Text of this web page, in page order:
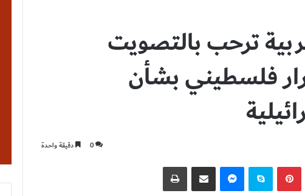
ترحب بالتصويت
فلسطيني بشأن
0 دقيقة واحدة
بينتيريستسكايب ماسنجر مشاركة عبر البريد طباعة